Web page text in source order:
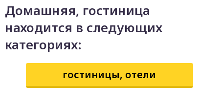
Домашняя, гостиница
находится в следующих
категориях:
гостиницы, отели